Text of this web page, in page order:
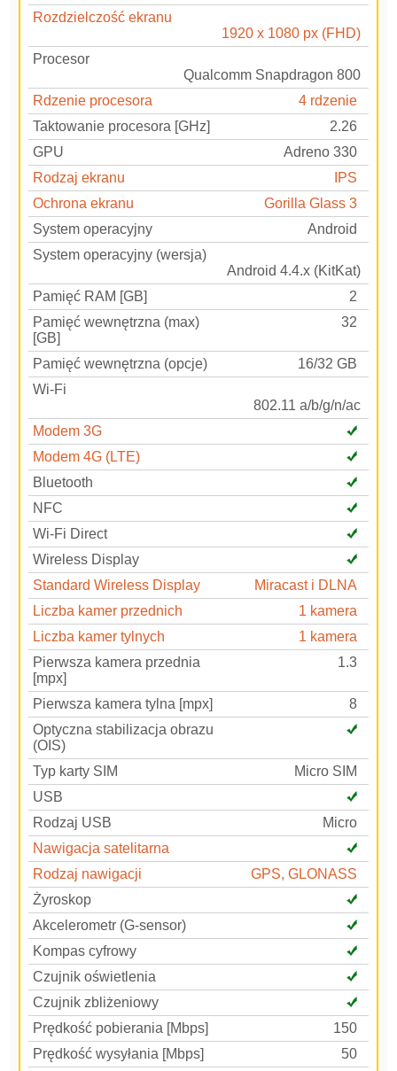
Rozdzielczość ekranu
1920 x 1080 px (FHD)
Procesor
Qualcomm Snapdragon 800
Rdzenie procesora
4 rdzenie
Taktowanie procesora [GHz]
2.26
GPU
Adreno 330
Rodzaj ekranu
IPS
Ochrona ekranu
Gorilla Glass 3
System operacyjny
Android
System operacyjny (wersja)
Android 4.4.x (KitKat)
Pamięć RAM [GB]
2
Pamięć wewnętrzna (max)
[GB]
32
Pamięć wewnętrzna (opcje)
16/32 GB
Wi-Fi
802.11 a/b/g/n/ac
Modem 3G
Modem 4G (LTE)
Bluetooth
NFC
Wi-Fi Direct
Wireless Display
Standard Wireless Display
Miracast i DLNA
Liczba kamer przednich
1 kamera
Liczba kamer tylnych
1 kamera
Pierwsza kamera przednia
[mpx]
1.3
Pierwsza kamera tylna [mpx]
8
Optyczna stabilizacja obrazu
(OIS)
Typ karty SIM
Micro SIM
USB
Rodzaj USB
Micro
Nawigacja satelitarna
Rodzaj nawigacji
GPS, GLONASS
Żyroskop
Akcelerometr (G-sensor)
Kompas cyfrowy
Czujnik oświetlenia
Czujnik zbliżeniowy
Prędkość pobierania [Mbps]
150
Prędkość wysyłania [Mbps]
50